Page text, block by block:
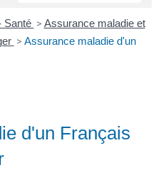
Santé > Assurance maladie et
> Assurance maladie d'un
d'un Français